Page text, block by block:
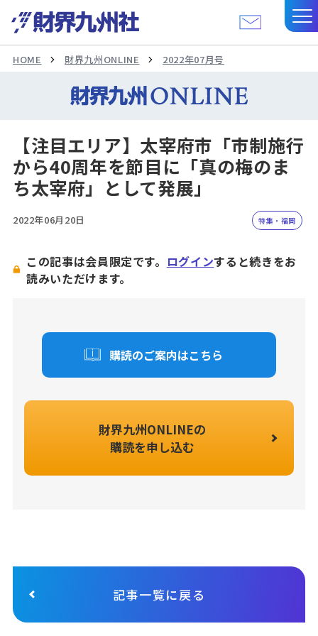
HOME 財界九州ONLINE 2022年07月号
【注目エリア】太宰府市「市制施行
から40周年を節目に「真の梅のま
ち太宰府」として発展」
2022年06月20日 特集・福岡
この記事は会員限定です。 ログインすると続きをお
読みいただけます。
購読のご案内はこちら
財界九州ONLINEの
購読を申し込む
記事一覧に戻る